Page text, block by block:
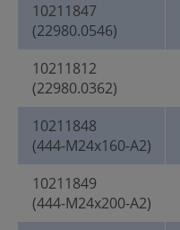
10211847
(22980.0546)
10211812
(22980.0362)
10211848
(444-M24x160-A2)
10211849
(444-M24x200-A2)